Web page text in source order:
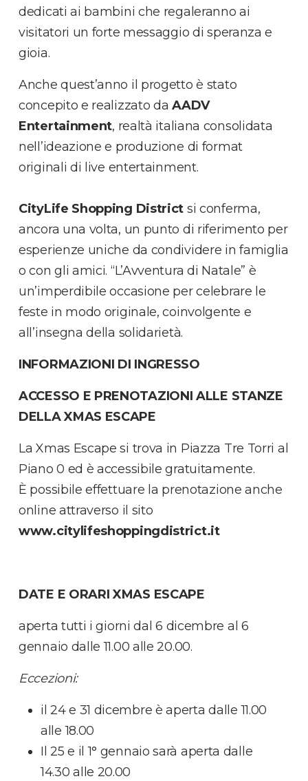
dedicati ai bambini che regaleranno ai
visitatori un forte messaggio di speranza e
gioia.
Anche quest’anno il progetto è stato
concepito e realizzato daAADV
Entertainment, realtà italiana consolidata
nell’ideazione e produzione di format
originali di live entertainment.
CityLife Shopping District si conferma,
ancora una volta, un punto di riferimento per
esperienze uniche da condividere in famiglia
o con gli amici. “L’Avventura di Natale” è
un’imperdibile occasione per celebrare le
feste in modo originale, coinvolgente e
all’insegna della solidarietà.
INFORMAZIONI DI INGRESSO
ACCESSO E PRENOTAZIONI ALLE STANZE
DELLA XMAS ESCAPE
La Xmas Escape si trova in Piazza Tre Torri al
Piano 0 ed è accessibile gratuitamente.
È possibile effettuare la prenotazione anche
online attraverso il sito
www.citylifeshoppingdistrict.it
DATE E ORARI XMAS ESCAPE
aperta tutti i giorni dal 6 dicembre al 6
gennaio dalle 11.00 alle 20.00.
Eccezioni:
il 24 e 31 dicembre è aperta dalle 11.00
alle 18.00
Il 25 e il 1° gennaio sarà aperta dalle
14.30 alle 20.00